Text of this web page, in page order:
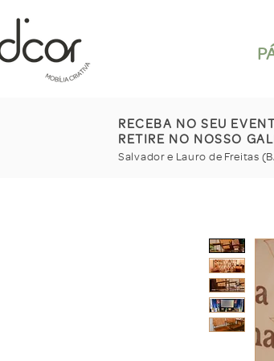
RECEBA NO SEU
RETIRE NO NOSSO
Salvador e Lauro de Freitas